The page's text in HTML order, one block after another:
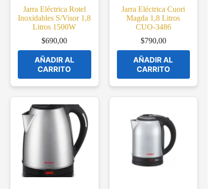
Jarra Eléctrica Rotel
Inoxidables S/Visor 1,8
Litros 1500W
$690,00
AÑADIR AL
CARRITO
Jarra Eléctrica Cuori
Magda 1,8 Litros
CUO-3486
$790,00
AÑADIR AL
CARRITO